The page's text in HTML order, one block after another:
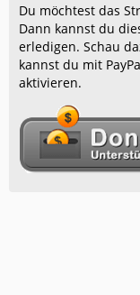
Du möchtest das
Dann kannst du
erledigen. Schau
kannst du mit
aktivieren.